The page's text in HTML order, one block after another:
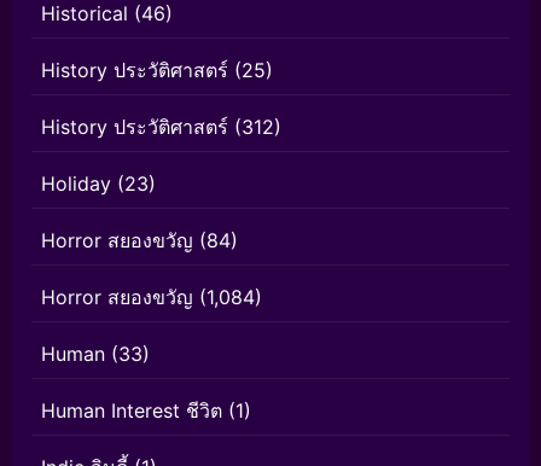
Historical (46)
History ประวัติศาสตร์ (25)
History ประวัติศาสตร์ (312)
Holiday (23)
Horror สยองขวัญ (84)
Horror สยองขวัญ (1,084)
Human (33)
Human Interest ชีวิต (1)